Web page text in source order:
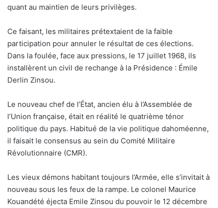
quant au maintien de leurs privilèges.
Ce faisant, les militaires prétextaient de la faible
participation pour annuler le résultat de ces élections.
Dans la foulée, face aux pressions, le 17 juillet 1968, ils
installèrent un civil de rechange à la Présidence : Émile
Derlin Zinsou.
Le nouveau chef de l’État, ancien élu à l’Assemblée de
l’Union française, était en réalité le quatrième ténor
politique du pays. Habitué de la vie politique dahoméenne,
il faisait le consensus au sein du Comité Militaire
Révolutionnaire (CMR).
Les vieux démons habitant toujours l’Armée, elle s’invitait à
nouveau sous les feux de la rampe. Le colonel Maurice
Kouandété éjecta Emile Zinsou du pouvoir le 12 décembre